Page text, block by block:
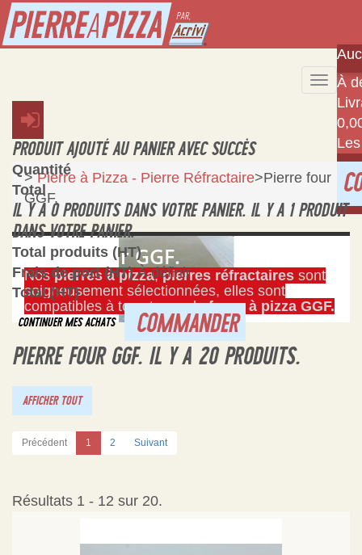
Toggle
À
PRODUIT AJOUTÉ AU PANIER AVEC SUCCÈS
Quantité
Total
IL Y A 0PRODUITS DANS VOTRE PANIER. IL Y A 1 PRODUIT
DANS VOTRE PANIER.
Total produits (HT)
Frais de port (HT)À définir
Total (HT)
CONTINUER MES ACHATS COMMANDER
> Pierre à Pizza - Pierre Réfractaire>Pierre four
GGF.
Pierre four GGF.
Nospierres à pizza,pierres réfractaires sont
soigneusement sélectionnées, elles sont
compatibles à tous types defours à pizza GGF.
PIERRE FOUR GGF. IL Y A 20 PRODUITS.
AFFICHER TOUT
Précédent 1 2 Suivant
Résultats 1 - 12 sur 20.